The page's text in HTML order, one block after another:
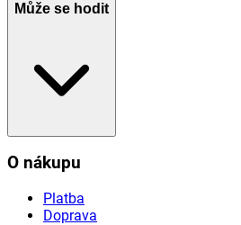
Může se hodit
O nákupu
Platba
Doprava